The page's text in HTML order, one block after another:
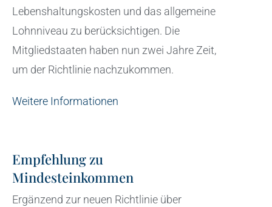
Lebenshaltungskosten und das allgemeine
Lohnniveau zu berücksichtigen. Die
Mitgliedstaaten haben nun zwei Jahre Zeit,
um der Richtlinie nachzukommen.
Weitere Informationen
Empfehlung zu
Mindesteinkommen
Ergänzend zur neuen Richtlinie über